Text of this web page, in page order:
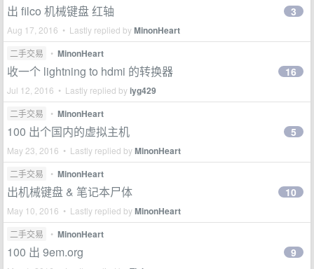
出 filco 机械键盘 红轴
Aug 17, 2016 • Lastly replied byMinonHeart
3
二手交易 • MinonHeart
收一个 lightning to hdmi 的转换器
Jul 12, 2016 • Lastly replied byiyg429
16
二手交易 • MinonHeart
100 出个国内的虚拟主机
May 23, 2016 • Lastly replied byMinonHeart
5
二手交易 • MinonHeart
出机械键盘 & 笔记本尸体
May 10, 2016 • Lastly replied byMinonHeart
10
二手交易 • MinonHeart
100 出 9em.org 9